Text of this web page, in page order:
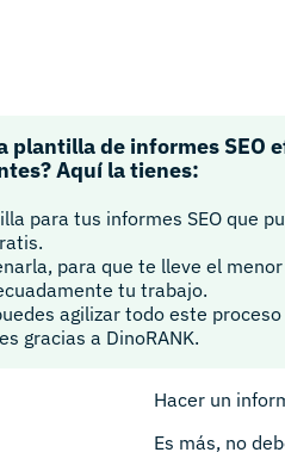
plantilla de informes SEO
Aquí la tienes:
para tus informes SEO que
para que te lleve el
tu trabajo.
agilizar todo este
gracias a DinoRANK.
Hacer un
Es más, no